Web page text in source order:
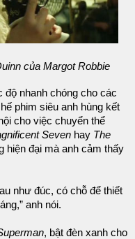
của Margot Robbie
độ nhanh chóng cho các
phim siêu anh hùng kết
cho việc chuyển thể
Seven hay The
đại mà anh cảm thấy
như đúc, có chỗ để thiết
anh nói.
, bật đèn xanh cho